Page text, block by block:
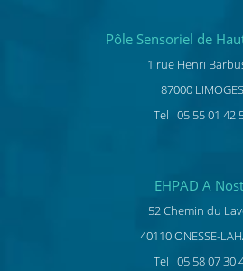
Pôle Sensoriel de
1 rue Henri
87000 LIMOGES
Tel : 05 55 01 42
EHPAD A
52 Chemin du
40110 ONESSE-
Tel : 05 58 07 30